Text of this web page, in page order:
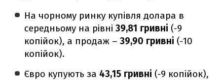
На чорному ринку купівля долара в
середньому на рівні39,81 гривні (-9
копійок), а продаж –39,90 гривні (-10
копійок).
Євро купують за 43,15 гривні (-9 копійок),